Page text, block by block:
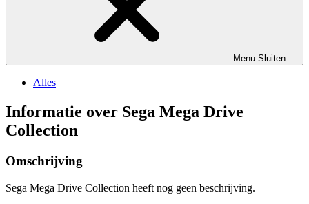
Menu Sluiten
Alles
Informatie over Sega Mega Drive
Collection
Omschrijving
Sega Mega Drive Collection heeft nog geen beschrijving.